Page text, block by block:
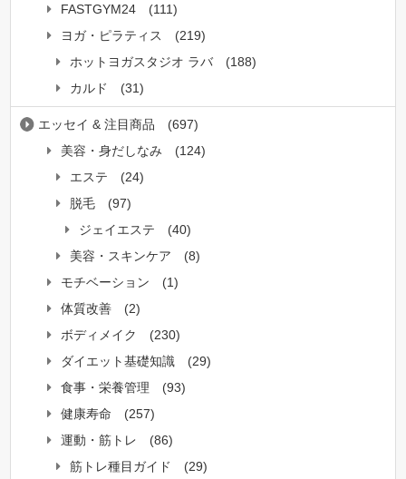
FASTGYM24
(111)
ヨガ・ピラティス
(219)
ホットヨガスタジオ ラバ
(188)
カルド
(31)
エッセイ & 注目商品
(697)
美容・身だしなみ
(124)
エステ
(24)
脱毛
(97)
ジェイエステ
(40)
美容・スキンケア
(8)
モチベーション
(1)
体質改善
(2)
ボディメイク
(230)
ダイエット基礎知識
(29)
食事・栄養管理
(93)
健康寿命
(257)
運動・筋トレ
(86)
筋トレ種目ガイド
(29)